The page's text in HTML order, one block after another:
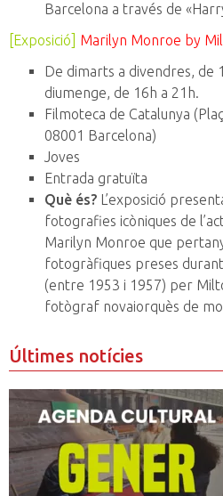
Barcelona a través de
[Exposició]
Marilyn Monroe by
De dimarts a divendres, de
diumenge, de 16h a 21h.
Filmoteca de Catalunya
08001 Barcelona)
Joves
Entrada gratuïta
Què és? L’exposició
fotografies icòniques de
Marilyn Monroe que
fotogràfiques preses
(entre 1953 i 1957) per
fotògraf novaiorquès de
Últimes notícies